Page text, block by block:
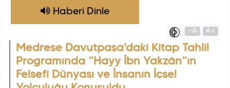
Haberi Dinle
-A A+
Medrese Davutpaşa'daki Kitap Tahlil
Programında “Hayy İbn Yakzân”ın
Felsefî Dünyası ve İnsanın İçsel